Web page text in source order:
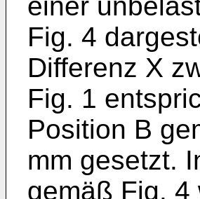
einer
Fig. 4
Differenz X
Fig. 1
Position B
mm gesetzt.
gemäß Fig. 4